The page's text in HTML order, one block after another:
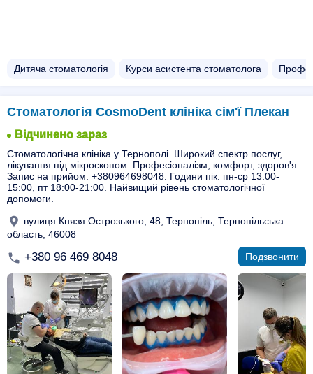
Дитяча стоматологія Курси асистента стоматолога
Стоматологія CosmoDent клініка сім'ї Плекан
Відчинено зараз
Стоматологічна клініка у Тернополі. Широкий спектр послуг,
лікування під мікроскопом. Професіоналізм, комфорт, здоров'я.
Запис на прийом: +380964698048. Години пік: пн-ср 13:00-
15:00, пт 18:00-21:00. Найвищий рівень стоматологічної
допомоги.
вулиця Князя Острозького, 48, Тернопіль, Тернопільська
область, 46008
+380 96 469 8048 Подзвонити